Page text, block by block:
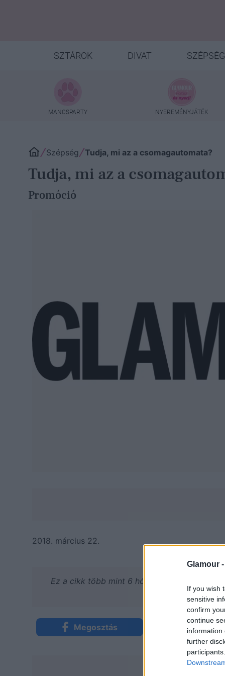
Glamour -
If you wish
sensitive
confirm
continue
information
further
SZTÁROK DIVAT SZÉPSÉG
MANCSPARTY NYEREMÉNYJÁTÉK
Szépség Tudja, mi az a csomagautomata?
Tudja, mi az a
Promóció
2018. március 22.
Ez a cikk több mint 6 hónapja frissült
lehetnek.
Megosztás Küldés